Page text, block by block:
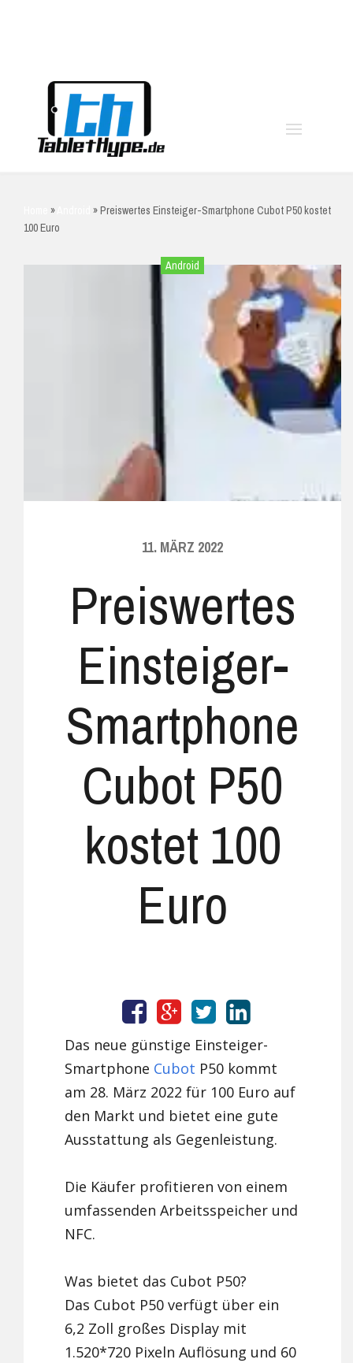
» »Preiswertes Einsteiger-Smartphone Cubot P50 kostet
100 Euro
Android
11. MÄRZ 2022
Preiswertes
Einsteiger-
Smartphone
Cubot P50
kostet 100
Euro
Das neue günstige Einsteiger-
Smartphone Cubot P50 kommt
am 28. März 2022 für 100 Euro auf
den Markt und bietet eine gute
Ausstattung als Gegenleistung.
Die Käufer profitieren von einem
umfassenden Arbeitsspeicher und
NFC.
Was bietet das Cubot P50?
Das Cubot P50 verfügt über ein
6,2 Zoll großes Display mit
1.520*720 Pixeln Auflösung und 60